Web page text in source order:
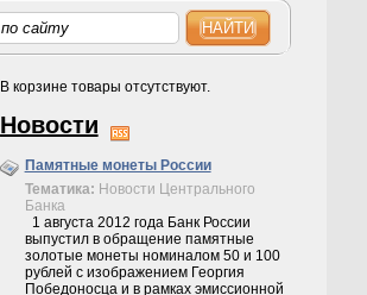
НАЙТИ
В корзине товары отсутствуют.
Новости
Памятные монеты России
Тематика: Новости Центрального
Банка
1 августа 2012 года Банк России
выпустил в обращение памятные
золотые монеты номиналом 50 и 100
рублей с изображением Георгия
Победоносца и в рамках эмиссионной